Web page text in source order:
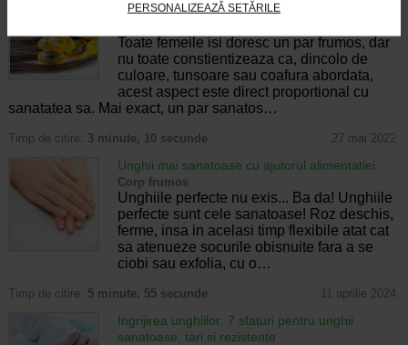
PERSONALIZEAZĂ SETĂRILE
parului tau
Toate femeile isi doresc un par frumos, dar
nu toate constientizeaza ca, dincolo de
culoare, tunsoare sau coafura abordata,
acest aspect este direct proportional cu
sanatatea sa. Mai exact, un par sanatos…
Timp de citire: 3 minute, 10 secunde 27 mai 2022
Unghii mai sanatoase cu ajutorul alimentatiei
Corp frumos
Unghiile perfecte nu exis... Ba da! Unghiile
perfecte sunt cele sanatoase! Roz deschis,
ferme, insa in acelasi timp flexibile atat cat
sa atenueze socurile obisnuite fara a se
ciobi sau exfolia, cu o…
Timp de citire: 5 minute, 55 secunde 11 aprilie 2024
Ingrijirea unghiilor: 7 sfaturi pentru unghii
sanatoase, tari si rezistente